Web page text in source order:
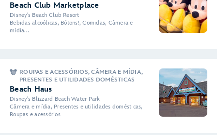
Beach Club Marketplace
Disney's Beach Club Resort
Bebidas alcoólicas, Bótons!, Comidas, Câmera e
mídia...
ROUPAS E ACESSÓRIOS, CÂMERA E MÍDIA,
PRESENTES E UTILIDADES DOMÉSTICAS
Beach Haus
Disney's Blizzard Beach Water Park
Câmera e mídia, Presentes e utilidades domésticas,
Roupas e acessórios